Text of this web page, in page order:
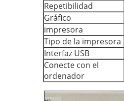
Repetibilidad
Gráfico
impresora
Tipo de la impresora
Interfaz USB
Conecte con el
ordenador